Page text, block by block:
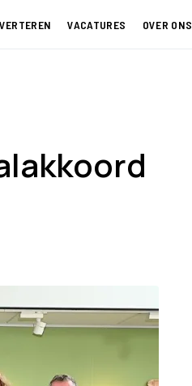
VACATURES OVER ONS